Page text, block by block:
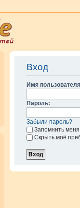
Вход
Имя
Пароль:
Забыли пароль?
Запомнить меня
Скрыть моё